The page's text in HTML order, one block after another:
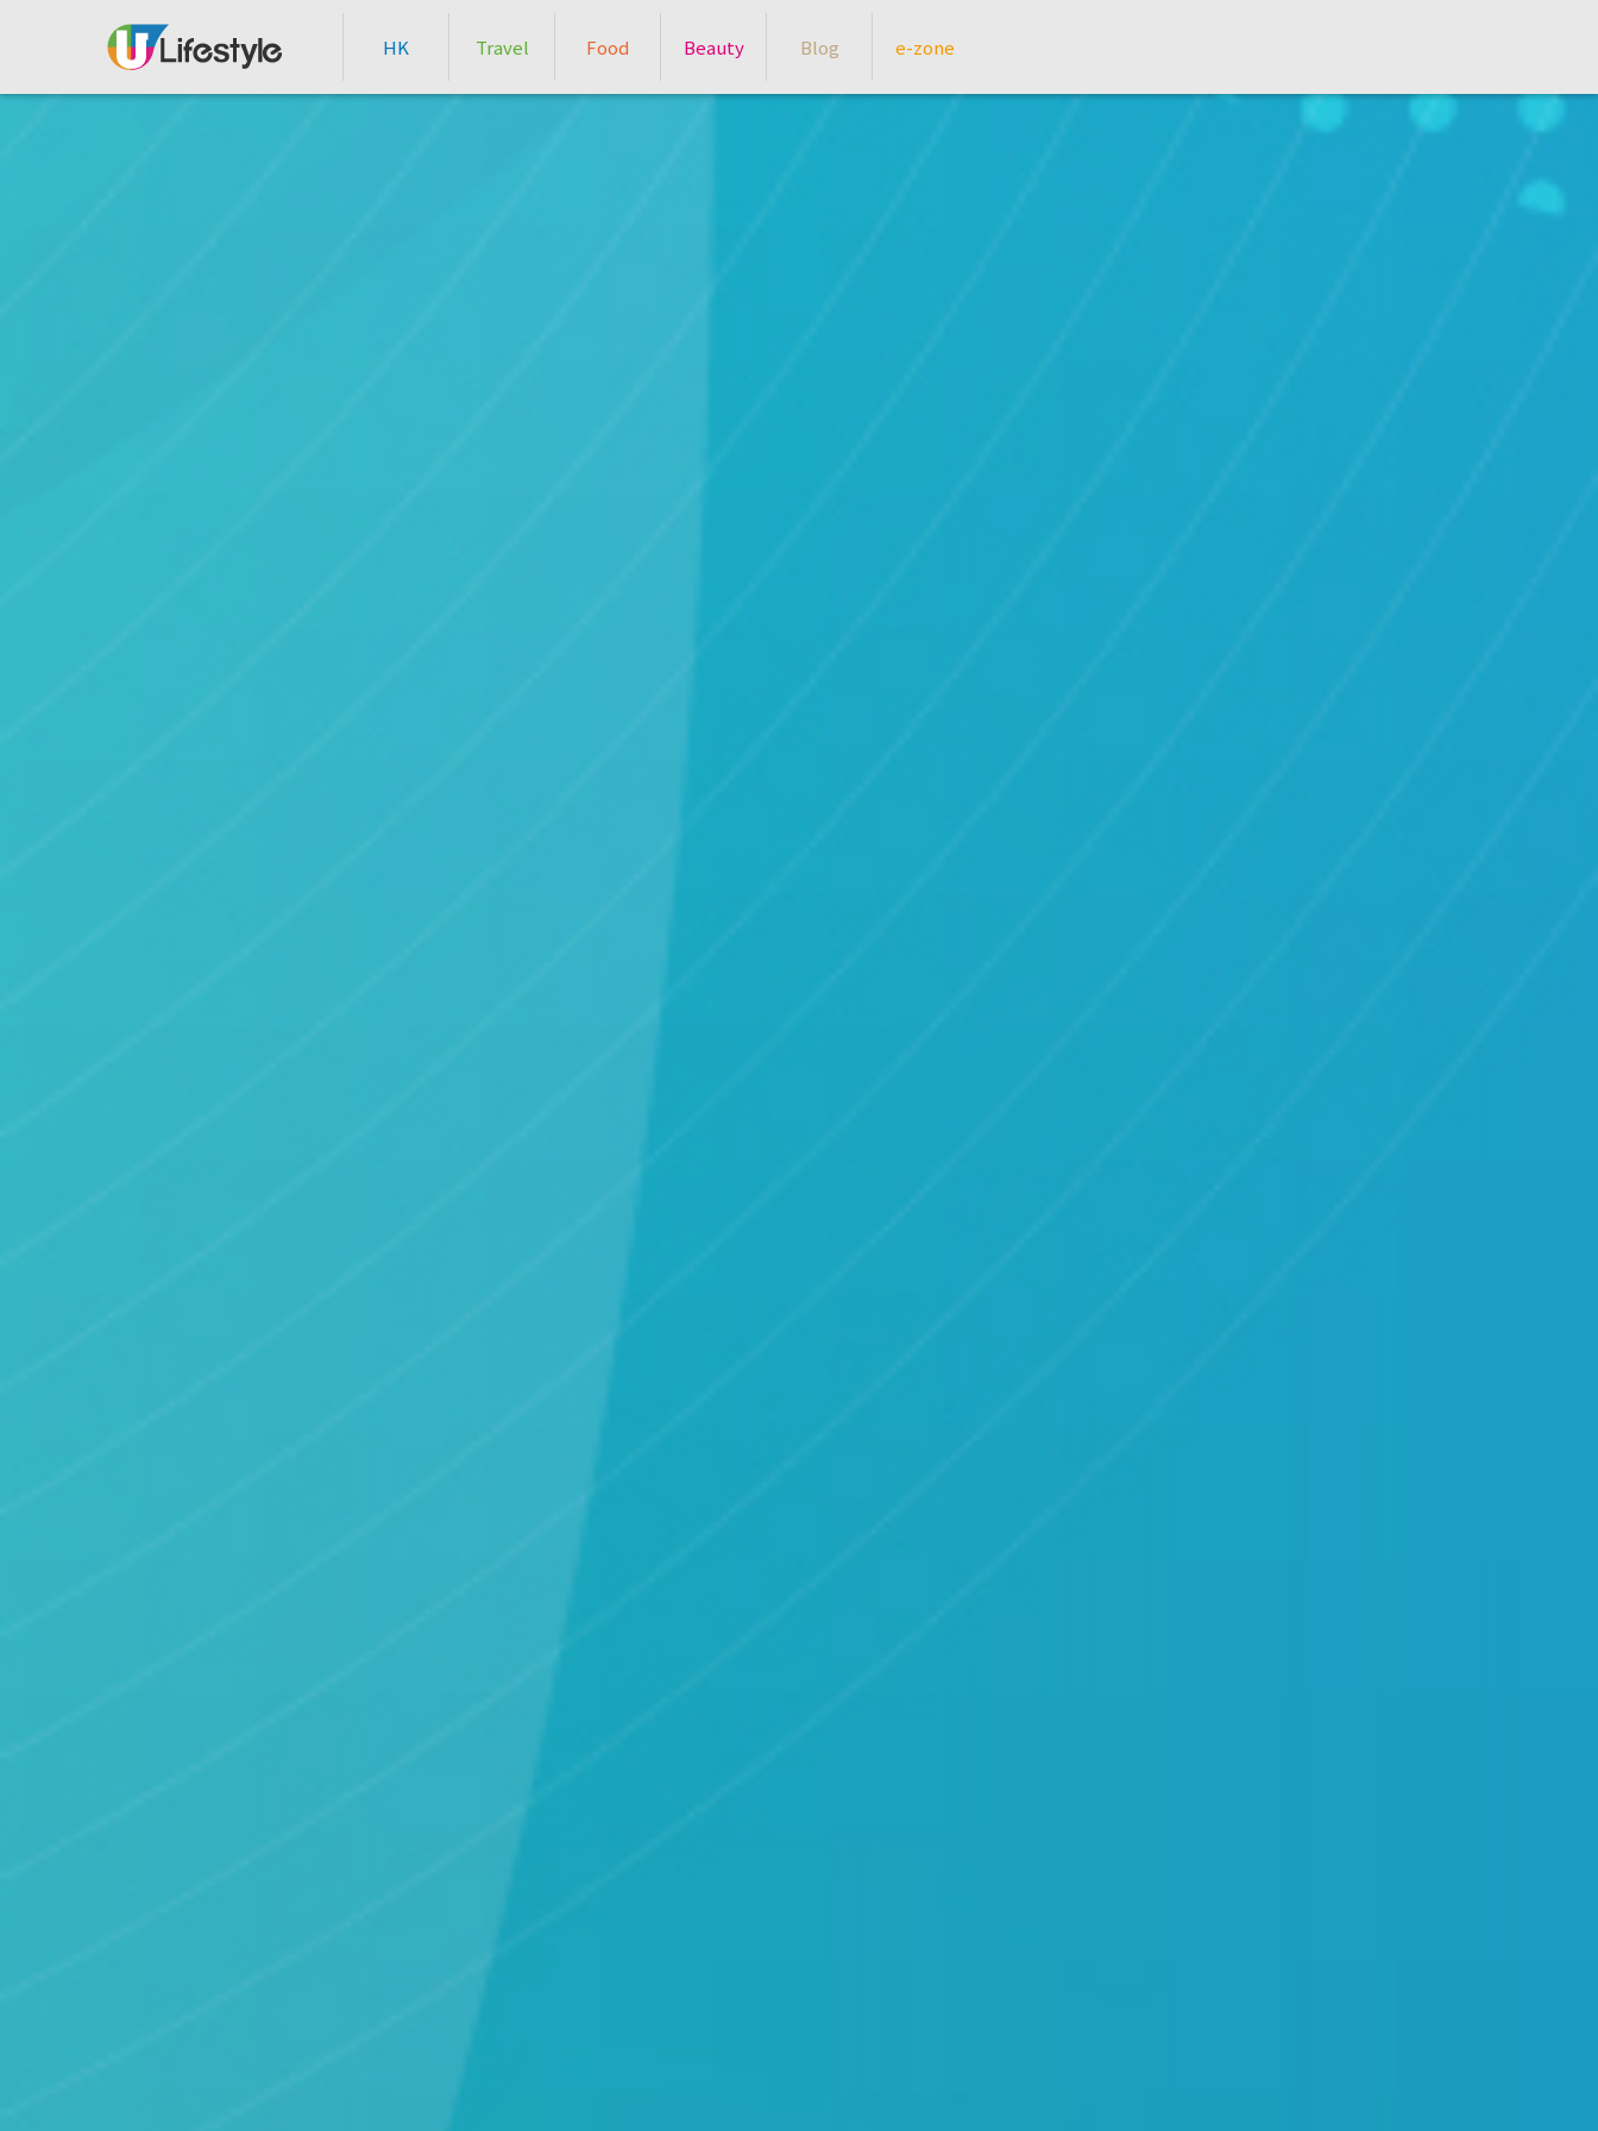
HK Travel Food Beauty Blog e-zone